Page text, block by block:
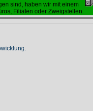
sind, haben wir mit einem
Filialen oder Zweigstellen.